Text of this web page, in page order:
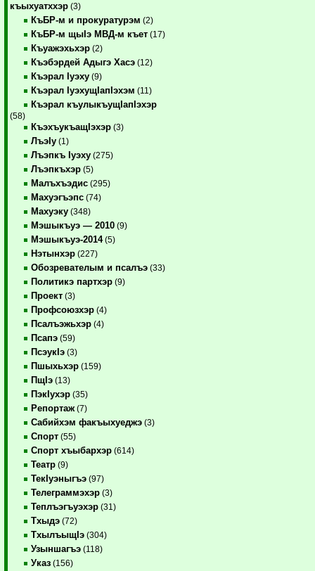
къыхуатххэр (3)
КъБР-м и прокуратурэм (2)
КъБР-м щыIэ МВД-м къет (17)
Къуажэхьхэр (2)
Къэбэрдей Адыгэ Хасэ (12)
Къэрал Iуэху (9)
Къэрал IуэхущIапIэхэм (11)
Къэрал къулыкъущIапIэхэр
(58)
КъэхъукъащIэхэр (3)
ЛъэIу (1)
Лъэпкъ Iуэху (275)
Лъэпкъхэр (5)
Малъхъэдис (295)
Махуэгъэпс (74)
Махуэку (348)
Мэшыкъуэ — 2010 (9)
Мэшыкъуэ-2014(5)
Нэтынхэр (227)
Обозревателым и псалъэ (33)
Политикэ партхэр (9)
Проект (3)
Профсоюзхэр (4)
Псалъэжьхэр (4)
Псапэ (59)
ПсэукIэ (3)
Пшыхьхэр (159)
ПщIэ (13)
ПэкIухэр (35)
Репортаж (7)
Сабийхэм факъыхуеджэ (3)
Спорт (55)
Спорт хъыбархэр (614)
Театр (9)
ТекIуэныгъэ (97)
Телеграммэхэр (3)
Теплъэгъуэхэр (31)
Тхыдэ (72)
ТхылъыщIэ (304)
Узыншагъэ (118)
Указ (156)